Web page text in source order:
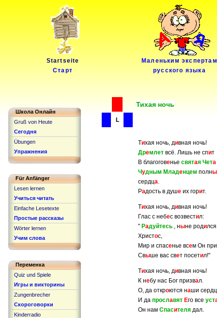
Startseite
Старт
Маленьким экспертам
русского языка
Тихая ночь
L
Тихая ночь, дивная ночь!
Дремлет всё. Лишь не спит
В благоговенье святая Чета
Чудным Младенцем полны
сердца.
Радость в душе их горит.
Тихая ночь, дивная ночь!
Глас с небес возвестил:
" Радуйтесь , ныне родился
Христос,
Мир и спасенье всем Он
Свыше вас свет посетил!"
Тихая ночь, дивная ночь!
К небу нас Бог призвал.
О, да откроются наши сердц
И да прославят Его все уст
Он нам Спасителя дал.
Школа Онлайн
Gruß von Heute
Сегодня
Übungen
Упражнения
Für Anfänger
Lesen lernen
Учиться читать
Einfache Lesetexte
Простые рассказы
Wörter lernen
Учим слова
Переменка
Quiz und Spiele
Игры и викторины
Zungenbrecher
Скороговорки
Kinderradio